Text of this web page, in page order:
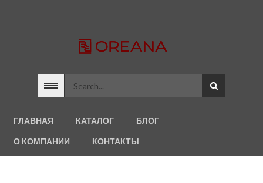
ГЛАВНАЯ КАТАЛОГ БЛОГ
О КОМПАНИИ КОНТАКТЫ